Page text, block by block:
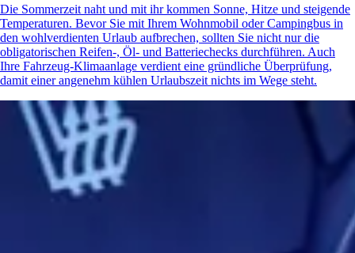
Die Sommerzeit naht und mit ihr kommen Sonne, Hitze und steigende
Temperaturen. Bevor Sie mit Ihrem Wohnmobil oder Campingbus in
den wohlverdienten Urlaub aufbrechen, sollten Sie nicht nur die
obligatorischen Reifen-, Öl- und Batteriechecks durchführen. Auch
Ihre Fahrzeug-Klimaanlage verdient eine gründliche Überprüfung,
damit einer angenehm kühlen Urlaubszeit nichts im Wege steht.